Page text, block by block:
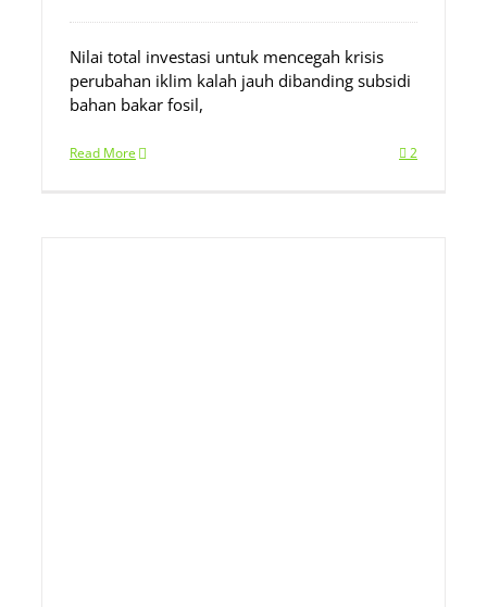
Nilai total investasi untuk mencegah krisis
perubahan iklim kalah jauh dibanding subsidi
bahan bakar fosil,
Read More 2